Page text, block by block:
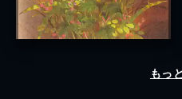
もっ